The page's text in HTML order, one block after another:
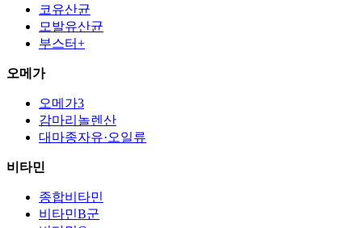
코유산균
모발유산균
부스터+
오메가
오메가3
감마리놀렌산
대마종자유·오일류
비타민
종합비타민
비타민B군